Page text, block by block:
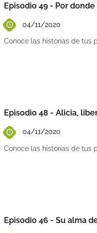
Episodio 49 - Por
04/11/2020
Conoce las historias de tus
Episodio 48 - Alicia,
04/11/2020
Conoce las historias de tus
Episodio 46 - Su alma